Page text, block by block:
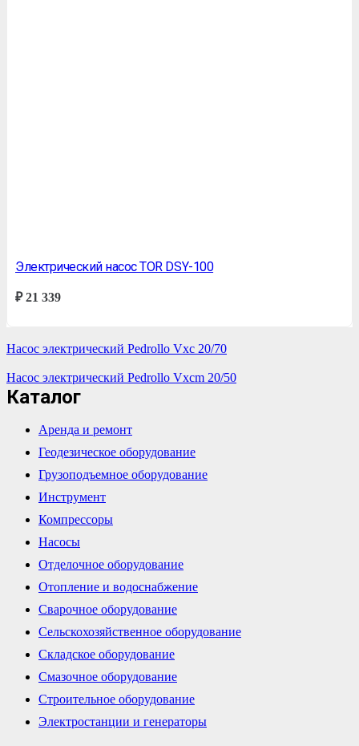
Электрический насос TOR DSY-100
₽21 339
Насос электрический Pedrollo Vxc 20/70
Насос электрический Pedrollo Vxcm 20/50
Каталог
Аренда и ремонт
Геодезическое оборудование
Грузоподъемное оборудование
Инструмент
Компрессоры
Насосы
Отделочное оборудование
Отопление и водоснабжение
Сварочное оборудование
Сельскохозяйственное оборудование
Складское оборудование
Смазочное оборудование
Строительное оборудование
Электростанции и генераторы